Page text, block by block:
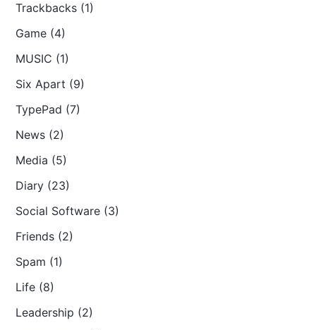
Trackbacks (1)
Game (4)
MUSIC (1)
Six Apart (9)
TypePad (7)
News (2)
Media (5)
Diary (23)
Social Software (3)
Friends (2)
Spam (1)
Life (8)
Leadership (2)